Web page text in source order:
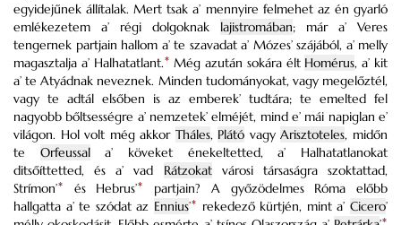
egyidejűnek állítalak. Mert tsak a’ mennyire felmehet az én gyarló
emlékezetem a’ régi dolgoknak lajistromában; már a’ Veres
tengernek partjain hallom a’ te szavadat a’ Mózes’ szájából, a’ melly
magasztalja a’ Halhatatlant.* Még azután sokára élt Homérus, a’ kit
a’ te Atyádnak neveznek. Minden tudományokat, vagy megelőztél,
vagy te adtál elsőben is az emberek’ tudtára; te emelted fel
nagyobb bőltsességre a’ nemzetek’ elméjét, mind e’ mái napiglan e’
világon. Hol volt még akkor Tháles, Plátó vagyArisztoteles, midőn
te Orfeussala’ köveket énekeltetted, a’ Halhatatlanokat
ditsőíttetted, és a’ vad Rátzokatvárosi társaságra szoktattad,
Strímon’* és Hebrus’*
partjain? A győzödelmes Róma előbb
hallgatta a’ te szódat az Ennius’* rekedező kürtjén, mint a’ Cicero’
*